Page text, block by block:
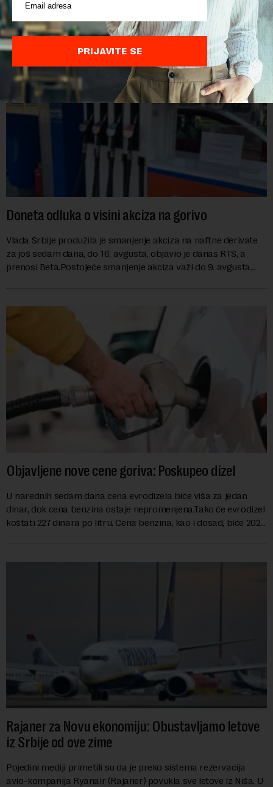
osobom i trajno mu zabranilo ulazak, tranzit i boravak na
Kosovu, navodeći kao razlog njegove javn...
Doneta odluka o visini akciza na gorivo
Vlada Srbije produžila je smanjenje akciza na naftne derivate
za još sedam dana, do 16. avgusta, objavio je danas RTS, a
prenosi Beta.Postojeće smanjenje akciza važi do 9. avgusta
Objavljene nove cene goriva: Poskupeo dizel
U narednih sedam dana cena evrodizela biće viša za jedan
dinar, dok cena benzina ostaje nepromenjena.Tako će evrodizel
koštati 227 dinara po litru. Cena benzina, kao i dosad, biće 202
Rajaner za Novu ekonomiju: Obustavljamo letove
iz Srbije od ove zime
Pojedini mediji primetili su da je preko sistema rezervacija
avio-kompanija Ryanair (Rajaner) povukla sve letove iz Niša. U
PRIJAVITE SE